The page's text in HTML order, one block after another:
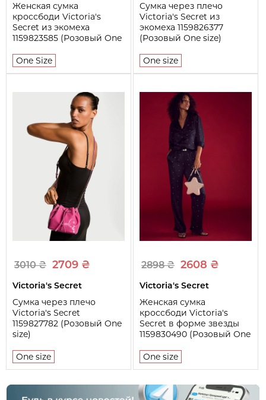
Женская сумка
кроссбоди Victoria's
Secret из экомеха
1159823585 (Розовый One
One Size
Cумка через плечо
Victoria's Secret из
экомеха 1159826377
(Розовый One size)
One size
3010 ₴ 2709 ₴
Victoria's Secret
Cумка через плечо
Victoria's Secret
1159827782 (Розовый One
size)
One size
2898 ₴ 2608 ₴
Victoria's Secret
Женская сумка
кроссбоди Victoria's
Secret в форме звезды
1159830490 (Розовый One
One size